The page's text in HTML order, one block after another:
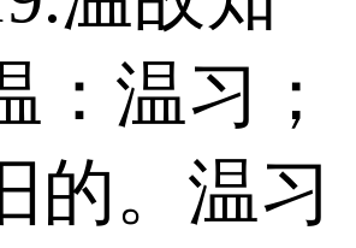
：温习；
的。温习